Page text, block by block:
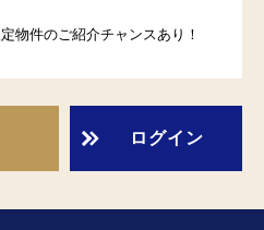
物件のご紹介チャンスあり！
ログイン